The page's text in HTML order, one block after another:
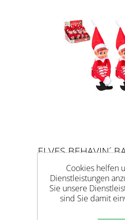
ELVES BEHAVIN´
ELF
Cookies helfen
Dienstleistungen
Sie unsere
sind Sie damit